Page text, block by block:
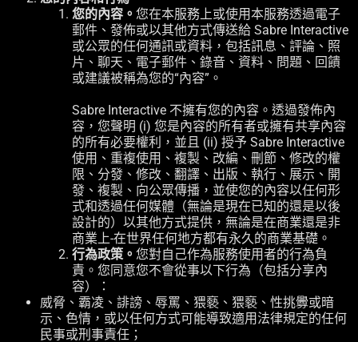
您的內容。 您在本服務上或使用本服務透過電子
郵件、發佈或以其他方式傳送給 Sabre Interactive
或公眾的任何通訊或資料，包括訊息、評論、照
片、聊天、電子郵件、錄音、資料、問題、回饋
或建議被稱為您的“內容”。
Sabre Interactive 不擁有您的內容。透過發佈內
容，您聲明 (i) 您是內容的所有者或擁有共享內容
的所有必要權利，並且 (ii) 授予 Sabre Interactive
使用、重複使用、複製、改編、刪節、修改的權
限、分發、修改、翻譯、出版、執行、展示、開
發、複製、向公眾傳播，並使您的內容以任何形
式和透過任何媒體（無論是現在已知的還是以後
設計的）以其他方式提供，無論是在商業還是非
商業上-在世界任何地方都有永久的商業基礎。
行為政策。 您對自己作為服務使用者的行為負
責。您同意您不會從事以下行為（包括分享內
容）：
威脅、霸凌、誹謗、辱罵、猥褻、猥褻、性挑釁或暗
示、色情，或以任何方式可能導致適用法律規定的任何
民事或刑事責任；